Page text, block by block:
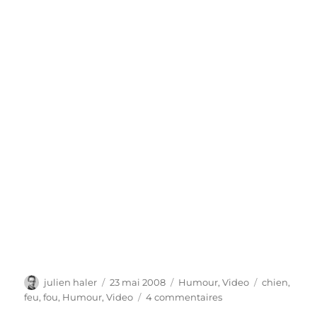
Auteur
julien haler
Publié
le
23 mai 2008 Catégories
Humour,Video Étiquettes
chien,
feu,fou, Humour,Video 4 commentairessur